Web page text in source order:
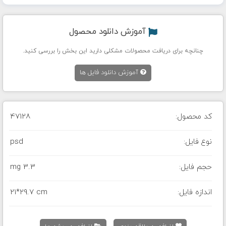
آموزش دانلود محصول
چنانچه برای دریافت محصولات مشکلی دارید این بخش را بررسی کنید.
آموزش دانلود فایل ها
کد محصول: 47128
نوع فایل: psd
حجم فایل: 3.3 mg
اندازه فایل: 21*29.7 cm